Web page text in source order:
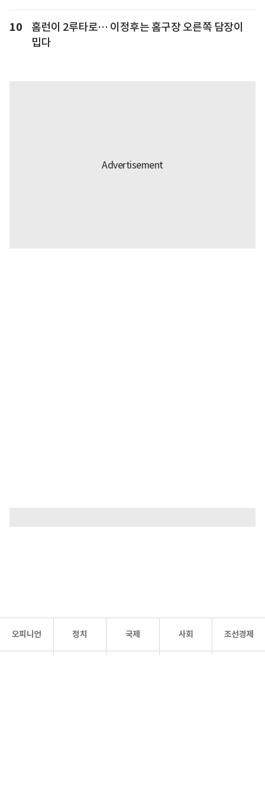
10
홈런이 2루타로… 이정후는 홈구장 오른쪽 담장이
밉다
오피니언 정치 국제 사회 조선경제